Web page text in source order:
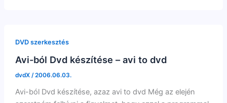
DVD szerkesztés
Avi-ból Dvd készítése – avi to dvd
dvdX /2006.06.03.
Avi-ból Dvd készítése, azaz avi to dvd Még az elején